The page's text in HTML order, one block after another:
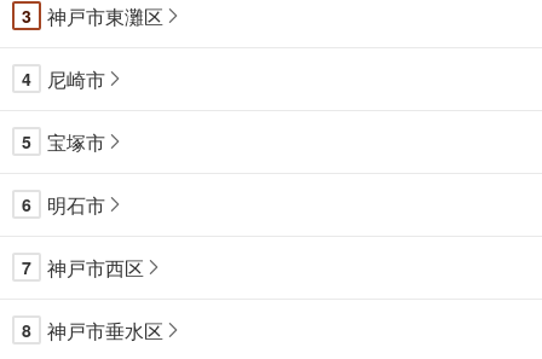
3 神戸市東灘区
4 尼崎市
5 宝塚市
6 明石市
7 神戸市西区
8 神戸市垂水区